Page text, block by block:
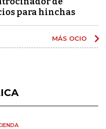
para hinchas
MÁS OCIO